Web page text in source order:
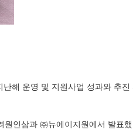
해 운영 및 지원사업 성과와 추
원인삼과 ㈜뉴에이지원에서 발표